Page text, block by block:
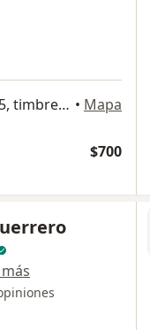
Avenida Manuel J. Clouthier 165, timbre 12, San Luis Potosi • Mapa
$700